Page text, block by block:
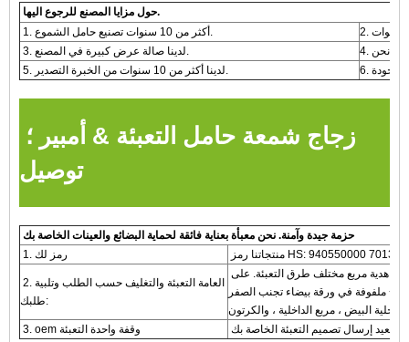
حول مزايا المصنع للرجوع اليها.
1. أكثر من 10 سنوات تصنيع حامل الشموع.
3. لدينا صالة عرض كبيرة في المصنع.
5. لدينا أكثر من 10 سنوات من الخبرة التصدير.
توصيل
1. رمز لك
2. العامة التعبئة والتغليف حسب الطلب وتلبية
طلبك:
+ ملفوفة في ورقة بيضاء تجنب الصفر
3. oem وقفة واحدة التعبئة